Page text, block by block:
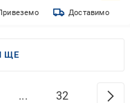
Доставимо
ЩЕ
... 32